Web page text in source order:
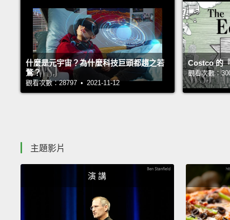
什麼是元宇宙？為什麼科技巨頭都趨之若
鶩？
觀看次數：28797 • 2021-11-12
Costco 的
觀看次數：
主題影片
演 講